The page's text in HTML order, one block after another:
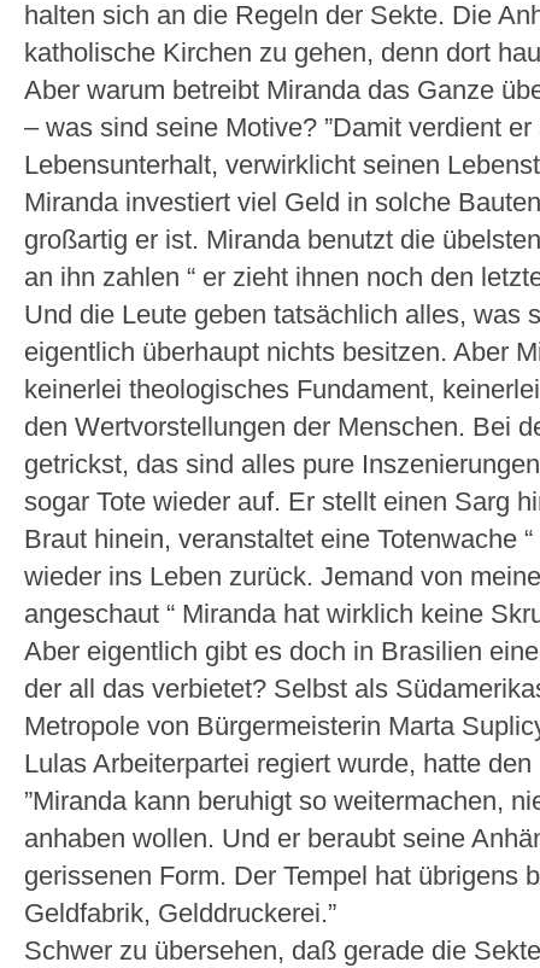
halten sich an die Regeln der Sekte. Die
katholische Kirchen zu gehen, denn dort
Aber warum betreibt Miranda das Ganze
– was sind seine Motive? ”Damit verdient
Lebensunterhalt, verwirklicht seinen
Miranda investiert viel Geld in solche
großartig er ist. Miranda benutzt die
an ihn zahlen “ er zieht ihnen noch den
Und die Leute geben tatsächlich alles, was
eigentlich überhaupt nichts besitzen. Aber
keinerlei theologisches Fundament,
den Wertvorstellungen der Menschen. Bei
getrickst, das sind alles pure
sogar Tote wieder auf. Er stellt einen Sarg
Braut hinein, veranstaltet eine Totenwache
wieder ins Leben zurück. Jemand von
angeschaut “ Miranda hat wirklich keine
Aber eigentlich gibt es doch in Brasilien
der all das verbietet? Selbst als
Metropole von Bürgermeisterin Marta
Lulas Arbeiterpartei regiert wurde, hatte
”Miranda kann beruhigt so weitermachen,
anhaben wollen. Und er beraubt seine
gerissenen Form. Der Tempel hat übrigens
Geldfabrik, Gelddruckerei.”
Schwer zu übersehen, daß gerade die